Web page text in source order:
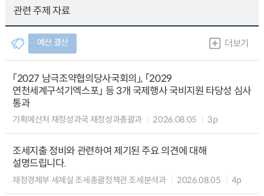
관련 주제 자료
예산.결산 더보기
「2027 남극조약협의당사국회의」, 「2029
연천세계구석기엑스포」 등 3개 국제행사 국비지원 타당성 심사
통과
기획예산처 재정성과국 재정성과총괄과 2026.08.05 3p
조세지출 정비와 관련하여 제기된 주요 의견에 대해
설명드립니다.
재정경제부 세제실 조세총괄정책관 조세분석과 2026.08.05 4p